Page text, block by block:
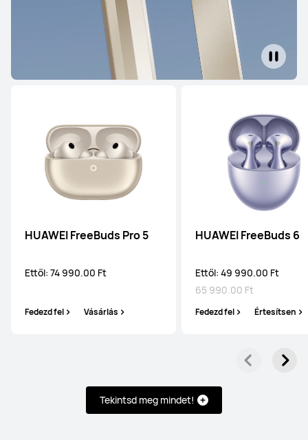
HUAWEI FreeBuds Pro 5
Ettől: 74 990.00 Ft
Fedezd fel Vásárlás
HUAWEI FreeBuds 6
Ettől: 49 990.00 Ft
65 990.00 Ft
Fedezd fel Értesítsen
Tekintsd meg mindet!